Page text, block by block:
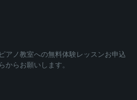
アノ教室への無料体験レッスンお申込
からお願いします。